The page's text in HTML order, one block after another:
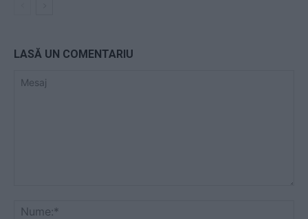
LASĂ UN COMENTARIU